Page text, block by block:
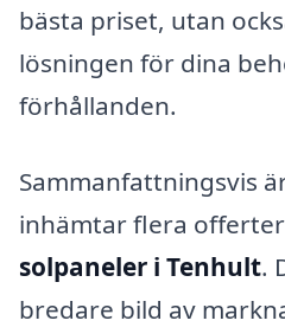
bästa priset, utan
lösningen för dina
förhållanden.
Sammanfattningsvis
inhämtar flera
solpaneler i Tenhult.
bredare bild av